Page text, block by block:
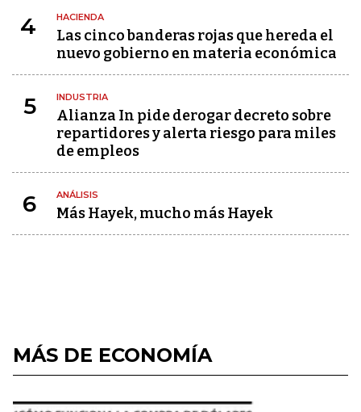
4 HACIENDA
Las cinco banderas rojas que hereda el
nuevo gobierno en materia económica
5 INDUSTRIA
Alianza In pide derogar decreto sobre
repartidores y alerta riesgo para miles
de empleos
6 ANÁLISIS
Más Hayek, mucho más Hayek
MÁS DE ECONOMÍA